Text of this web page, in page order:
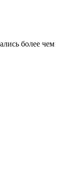
более чем